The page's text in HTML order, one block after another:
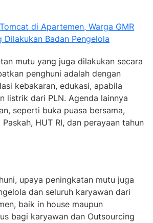
di Apartemen, Warga GMR
Dilakukan Badan Pengelola
mutu yang juga dilakukan secara
penghuni adalah dengan
kebakaran, edukasi, apabila
listrik dari PLN. Agenda lainnya
seperti buka puasa bersama,
HUT RI, dan perayaan tahun
upaya peningkatan mutu juga
dan seluruh karyawan dari
baik in house maupun
bagi karyawan dan Outsourcing